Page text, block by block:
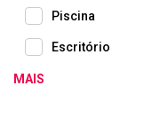
Piscina
Escritório
MAIS